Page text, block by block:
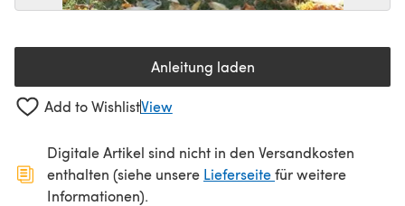
Anleitung laden(öffnet sich in einem neuen
Add to WishlistView
Digitale Artikel sind nicht in den Versandkosten
enthalten (siehe unsere Lieferseite(öffnet sich in
für weitere
Informationen).